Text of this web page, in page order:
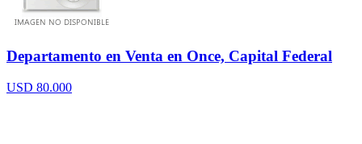
Departamento en Venta en Once, Capital Federal
USD 80.000